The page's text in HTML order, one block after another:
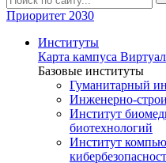
Приоритет 2030
Институты
Карта кампуса
Базовые институты
Гуманитарный
Инженерно-
Институт
биотехнологий
Институт